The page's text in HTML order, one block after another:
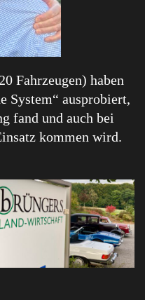
Fahrzeugen) haben
System“ ausprobiert,
fand und auch bei
kommen wird.